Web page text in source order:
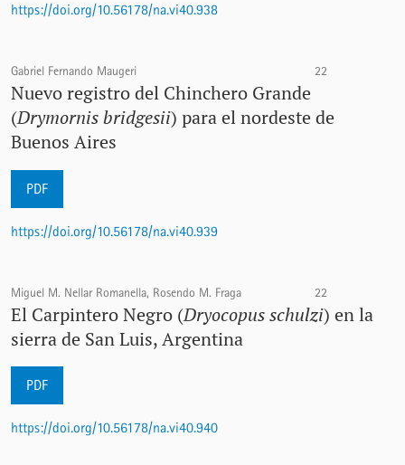
https://doi.org/10.56178/na.vi40.938
Gabriel Fernando Maugeri 22
Nuevo registro del Chinchero Grande
(Drymornis bridgesii) para el nordeste de
Buenos Aires
PDF
https://doi.org/10.56178/na.vi40.939
Miguel M. Nellar Romanella, Rosendo M. Fraga 22
El Carpintero Negro (Dryocopus schulzi) en la
sierra de San Luis, Argentina
PDF
https://doi.org/10.56178/na.vi40.940